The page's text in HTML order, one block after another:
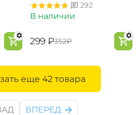
292
В наличии
‍299‍ ₽‍352‍₽
еще 42 товара
ВПЕРЕД